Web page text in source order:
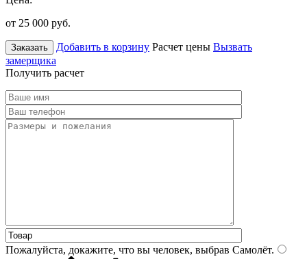
от 25 000 руб.
Заказать Добавить в корзину Расчет цены Вызвать
замерщика
Получить расчет
Пожалуйста, докажите, что вы человек, выбрав Самолёт.